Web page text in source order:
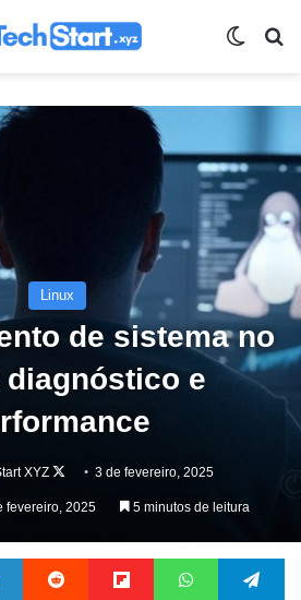
Linux
de sistema no
e
XYZ
Follow3 de fevereiro, 2025
fevereiro, 2025 5 minutos de leitura
Linkedin Reddit Flipboard WhatsApp